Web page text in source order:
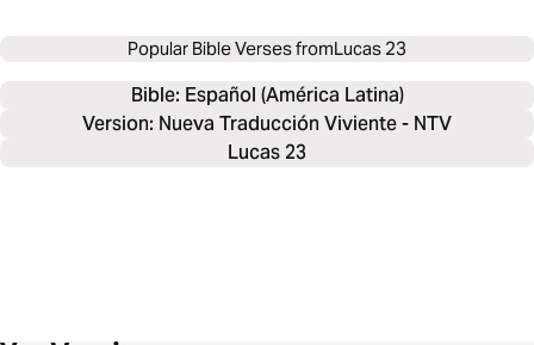
Popular Bible Verses fromLucas 23
Bible: Español (América Latina)
Version: Nueva Traducción Viviente - NTV
Lucas 23